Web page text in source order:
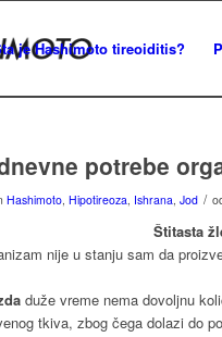
je Hashimoto tireoiditis?
potrebe
Hashimoto, Hipotireoza, Ishrana, Jod /
Štitasta
nije u stanju sam da
duže vreme nema dovoljnu
tkiva, zbog čega dolazi do